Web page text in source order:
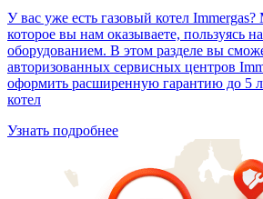
У вас уже есть газовый котел
которое вы нам оказываете, пользуясь
оборудованием. В этом разделе вы
авторизованных сервисных центров
оформить расширенную гарантию до 5
котел
Узнать подробнее